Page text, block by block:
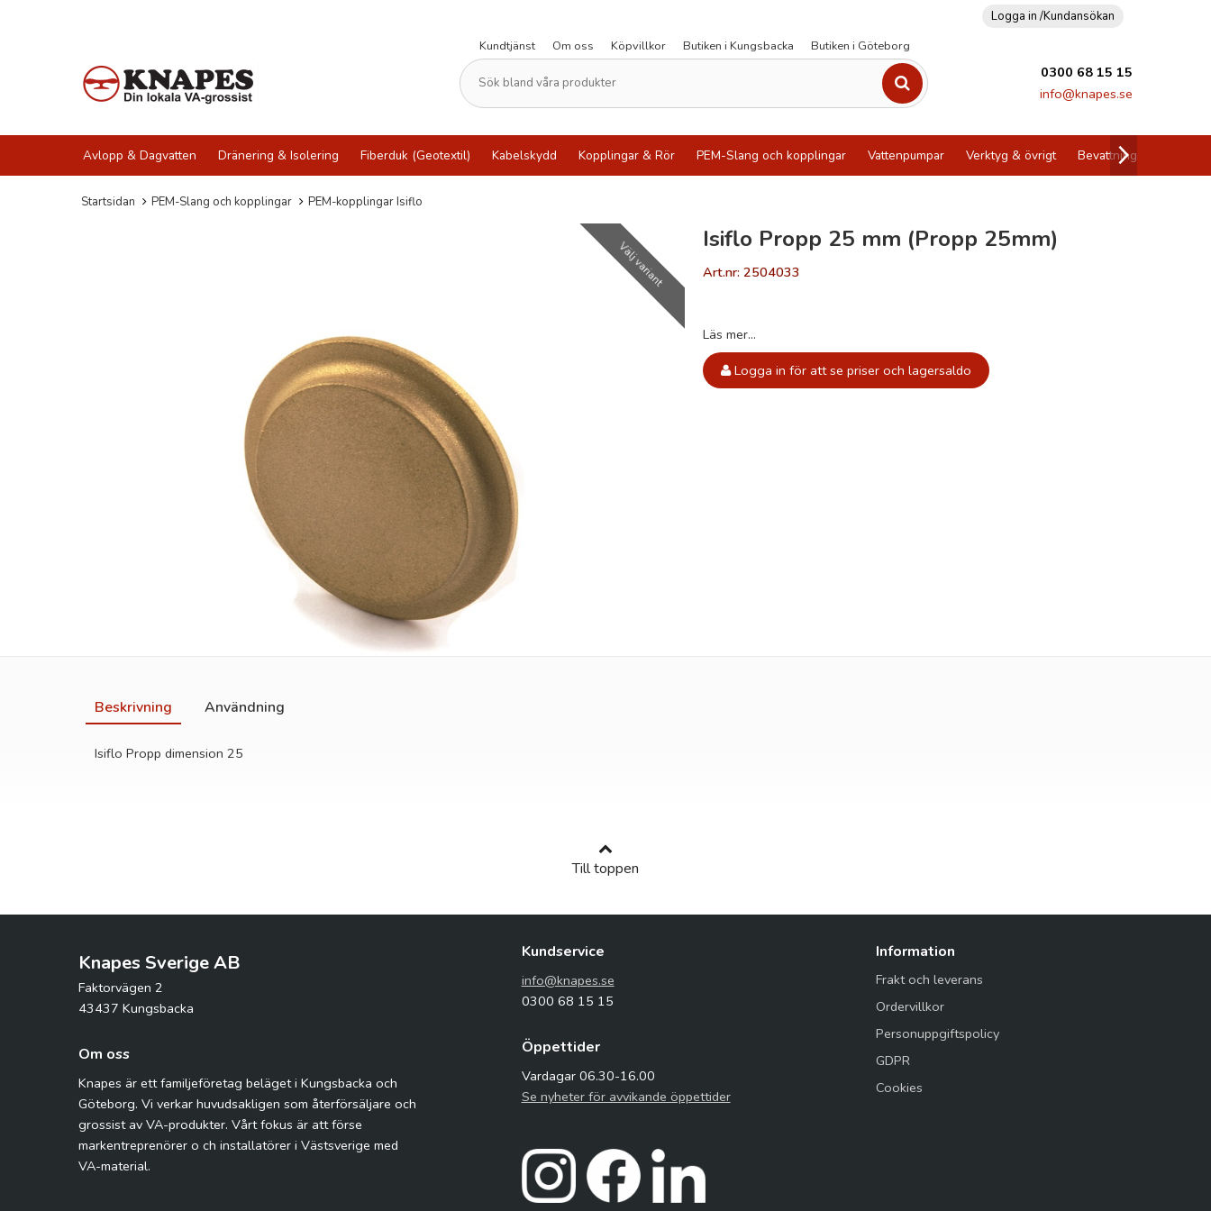
Logga in /Kundansökan
Kundtjänst
Om oss Köpvillkor Butiken i Kungsbacka Butiken i Göteborg
0300 68 15 15
info@knapes.se
Avlopp & Dagvatten Dränering & Isolering Fiberduk (Geotextil) Kabelskydd Kopplingar & Rör PEM-Slang och kopplingar Vattenpumpar Verktyg & övrigt Bevattning
Startsidan PEM-Slang och kopplingar PEM-kopplingar Isiflo
Välj variant
Isiflo Propp 25 mm (Propp 25mm)
Art.nr: 2504033
Läs mer...
Logga in för att se priser och lagersaldo
Beskrivning Användning
Isiflo Propp dimension 25
Till toppen
Knapes Sverige AB
Faktorvägen 2
43437 Kungsbacka
Om oss
Knapes är ett familjeföretag beläget i Kungsbacka och
Göteborg. Vi verkar huvudsakligen som återförsäljare och
grossist av VA-produkter. Vårt fokus är att förse
markentreprenörer o ch installatörer i Västsverige med
VA-material.
Kundservice
info@knapes.se
0300 68 15 15
Öppettider
Vardagar 06.30-16.00
Se nyheter för avvikande öppettider
Information
Frakt och leverans
Ordervillkor
Personuppgiftspolicy
GDPR
Cookies